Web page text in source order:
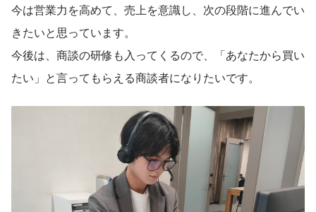
今は営業力を高めて、売上を意識し、次の段階に進んでい
きたいと思っています。
今後は、商談の研修も入ってくるので、「あなたから買い
たい」と言ってもらえる商談者になりたいです。